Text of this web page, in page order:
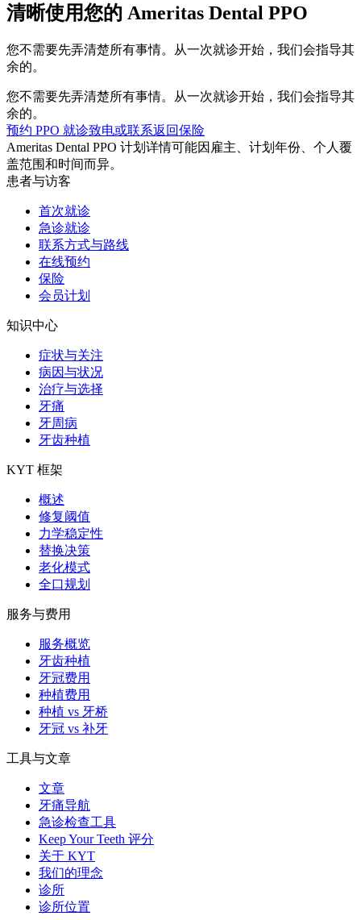
清晰使用您的 Ameritas Dental PPO
您不需要先弄清楚所有事情。从一次就诊开始，我们会指导其
余的。
您不需要先弄清楚所有事情。从一次就诊开始，我们会指导其
余的。
预约 PPO 就诊致电或联系返回保险
Ameritas Dental PPO 计划详情可能因雇主、计划年份、个人覆
盖范围和时间而异。
患者与访客
首次就诊
急诊就诊
联系方式与路线
在线预约
保险
会员计划
知识中心
症状与关注
病因与状况
治疗与选择
牙痛
牙周病
牙齿种植
KYT 框架
概述
修复阈值
力学稳定性
替换决策
老化模式
全口规划
服务与费用
服务概览
牙齿种植
牙冠费用
种植费用
种植 vs 牙桥
牙冠 vs 补牙
工具与文章
文章
牙痛导航
急诊检查工具
Keep Your Teeth 评分
关于 KYT
我们的理念
诊所
诊所位置